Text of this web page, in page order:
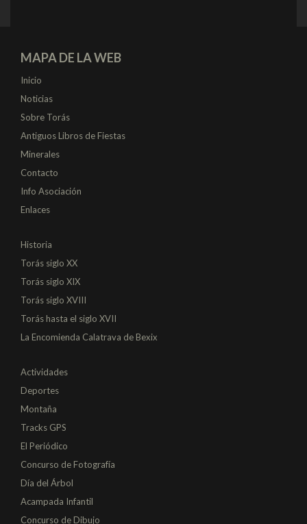
MAPA DE LA WEB
Inicio
Noticias
Sobre Torás
Antiguos Libros de Fiestas
Minerales
Contacto
Info Asociación
Enlaces
Historia
Torás siglo XX
Torás siglo XIX
Torás siglo XVIII
Torás hasta el siglo XVII
La Encomienda Calatrava de Bexix
Actividades
Deportes
Montaña
Tracks GPS
El Periódico
Concurso de Fotografía
Día del Árbol
Acampada Infantil
Concurso de Dibujo